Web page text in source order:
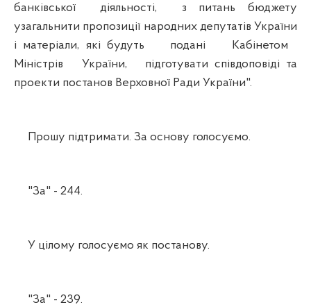
банківської діяльності, з питань бюджету
узагальнити пропозиції народних депутатів України
і матеріали, які будуть подані Кабінетом
Міністрів України, підготувати співдоповіді та
проекти постанов Верховної Ради України".
Прошу підтримати. За основу голосуємо.
"За" - 244.
У цілому голосуємо як постанову.
"За" - 239.